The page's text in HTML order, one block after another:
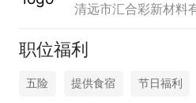
清远市汇合彩新材料
职位福利
五险 提供食宿 节日福利